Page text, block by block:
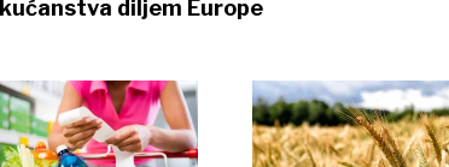
kućanstva diljem Europe